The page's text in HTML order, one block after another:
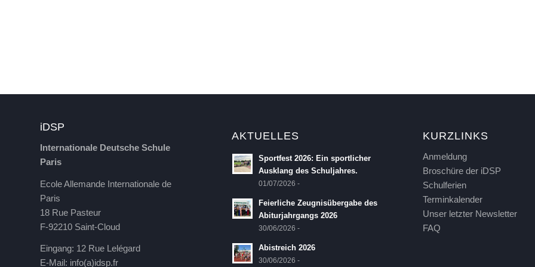
iDSP
Internationale Deutsche Schule
Paris
Ecole Allemande Internationale de
Paris
18 Rue Pasteur
F-92210 Saint-Cloud
Eingang: 12 Rue Lelégard
E-Mail: info(a)idsp.fr
AKTUELLES
Sportfest 2026: Ein sportlicher
Ausklang des Schuljahres.
01/07/2026 -
Feierliche Zeugnisübergabe des
Abiturjahrgangs 2026
30/06/2026 -
Abistreich 2026
30/06/2026 -
KURZLINKS
Anmeldung
Broschüre der iDSP
Schulferien
Terminkalender
Unser letzter Newsletter
FAQ